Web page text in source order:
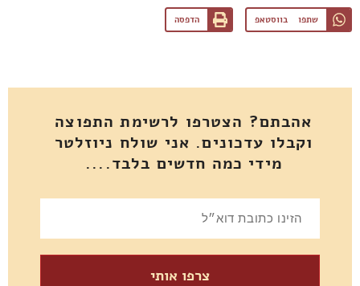
שתפו בווסטאפ הדפסה
אהבתם? הצטרפו לרשימת התפוצה
וקבלו עדכונים. אני שולח ניוזלטר
מידי כמה חדשים בלבד....
צרפו אותי